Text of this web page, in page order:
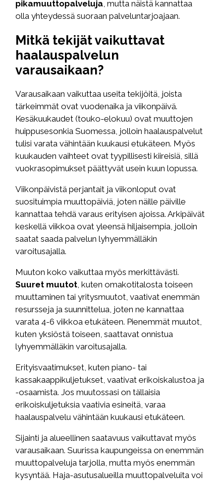
pikamuuttopalveluja, mutta näistä kannattaa
olla yhteydessä suoraan palveluntarjoajaan.
Mitkä tekijät vaikuttavat
haalauspalvelun
varausaikaan?
Varausaikaan vaikuttaa useita tekijöitä, joista
tärkeimmät ovat vuodenaika ja viikonpäivä.
Kesäkuukaudet (touko-elokuu) ovat muuttojen
huippusesonkia Suomessa, jolloin haalauspalvelut
tulisi varata vähintään kuukausi etukäteen. Myös
kuukauden vaihteet ovat tyypillisesti kiireisiä, sillä
vuokrasopimukset päättyvät usein kuun lopussa.
Viikonpäivistä perjantait ja viikonloput ovat
suosituimpia muuttopäiviä, joten näille päiville
kannattaa tehdä varaus erityisen ajoissa. Arkipäivät
keskellä viikkoa ovat yleensä hiljaisempia, jolloin
saatat saada palvelun lyhyemmälläkin
varoitusajalla.
Muuton koko vaikuttaa myös merkittävästi.
Suuret muutot, kuten omakotitalosta toiseen
muuttaminen tai yritysmuutot, vaativat enemmän
resursseja ja suunnittelua, joten ne kannattaa
varata 4-6 viikkoa etukäteen. Pienemmät muutot,
kuten yksiöstä toiseen, saattavat onnistua
lyhyemmälläkin varoitusajalla.
Erityisvaatimukset, kuten piano- tai
kassakaappikuljetukset, vaativat erikoiskalustoa ja
-osaamista. Jos muutossasi on tällaisia
erikoiskuljetuksia vaativia esineitä, varaa
haalauspalvelu vähintään kuukausi etukäteen.
Sijainti ja alueellinen saatavuus vaikuttavat myös
varausaikaan. Suurissa kaupungeissa on enemmän
muuttopalveluja tarjolla, mutta myös enemmän
kysyntää. Haja-asutusalueilla muuttopalveluita voi